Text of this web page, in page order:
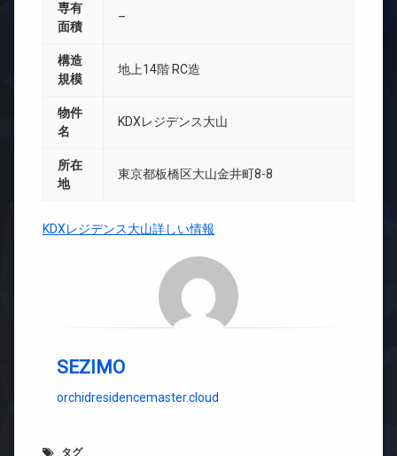
専有
面積
–
構造
規模
地上14階 RC造
物件
名
KDXレジデンス大山
所在
地
東京都板橋区大山金井町8-8
KDXレジデンス大山詳しい情報
SEZIMO
orchidresidencemaster.cloud
タグ